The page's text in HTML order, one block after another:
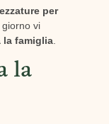
per
vi
famiglia.
la